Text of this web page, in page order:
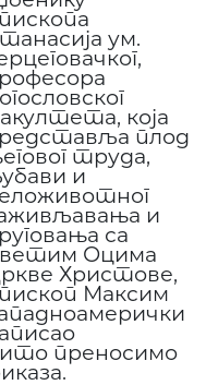
ум.
која
плод
труда,
и
и
са
Оцима
Христове,
Максим
преносимо